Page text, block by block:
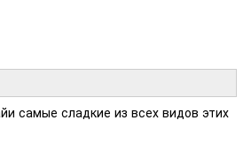
самые сладкие из всех видов этих